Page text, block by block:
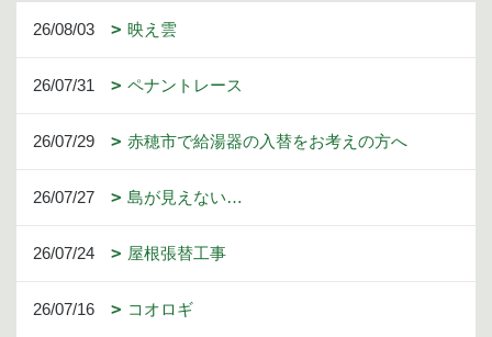
26/08/03 映え雲
26/07/31 ペナントレース
26/07/29 赤穂市で給湯器の入替をお考えの方へ
26/07/27 島が見えない…
26/07/24 屋根張替工事
26/07/16 コオロギ